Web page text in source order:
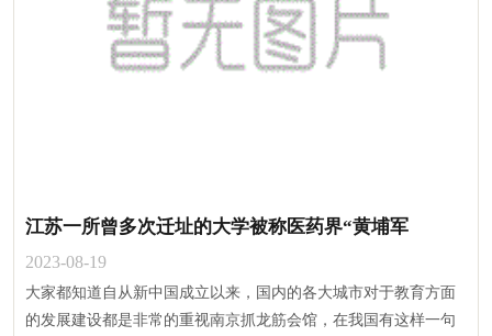
江苏一所曾多次迁址的大学被称医药界“黄埔军
2023-08-19
大家都知道自从新中国成立以来，国内的各大城市对于教育方面
的发展建设都是非常的重视南京抓龙筋会馆，在我国有这样一句